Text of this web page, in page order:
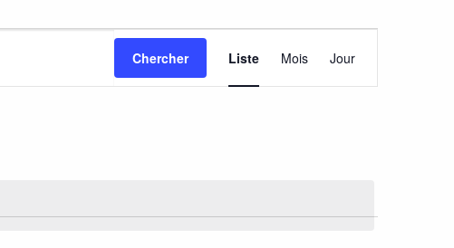
Chercher Liste Mois Jour